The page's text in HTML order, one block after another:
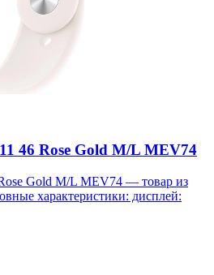
46 Rose Gold M/L MEV74
Gold M/L MEV74 — товар из
характеристики: дисплей: